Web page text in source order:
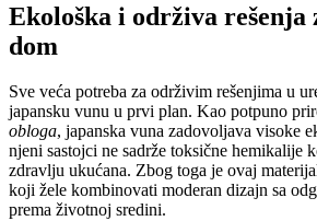
Ekološka i održiva rešenja
dom
Sve veća potreba za održivim rešenjima u
japansku vunu u prvi plan. Kao potpuno
obloga, japanska vuna zadovoljava visoke
njeni sastojci ne sadrže toksične hemikalije
zdravlju ukućana. Zbog toga je ovaj
koji žele kombinovati moderan dizajn sa
prema životnoj sredini.